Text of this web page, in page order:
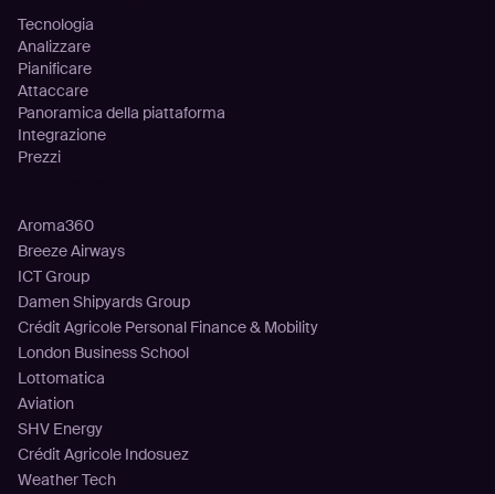
Tecnologia
Analizzare
Pianificare
Attaccare
Panoramica della piattaforma
Integrazione
Prezzi
Aroma360
Breeze Airways
ICT Group
Damen Shipyards Group
Crédit Agricole Personal Finance & Mobility
London Business School
Lottomatica
Aviation
SHV Energy
Crédit Agricole Indosuez
Weather Tech